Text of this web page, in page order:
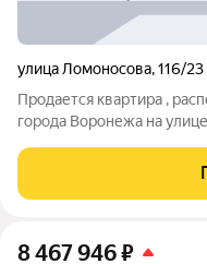
улица Ломоносова,116/23
Продается квартира ,
города Воронежа на
лоджия из кухни -
-социальный узел :
8 467 946₽